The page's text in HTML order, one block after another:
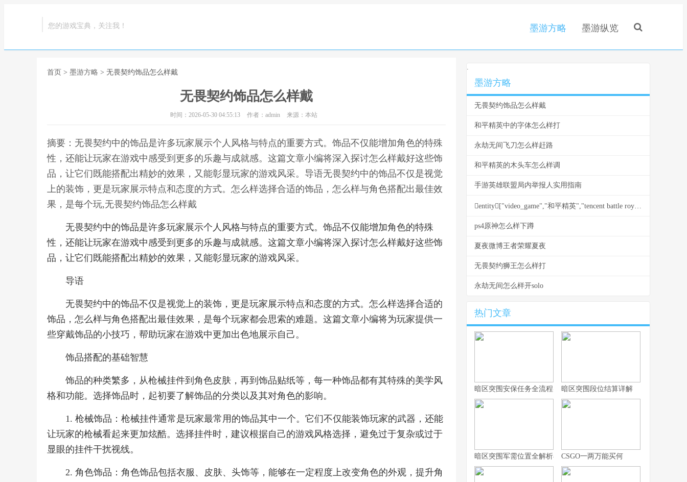
您的游戏宝典，关注我！ 墨游方略 墨游纵览
首页 > 墨游方略 > 无畏契约饰品怎么样戴
无畏契约饰品怎么样戴
时间：2026-05-30 04:55:13 作者：admin 来源：本站
摘要：无畏契约中的饰品是许多玩家展示个人风格与特点的重要方式。饰品不仅能增加角色的特殊
性，还能让玩家在游戏中感受到更多的乐趣与成就感。这篇文章小编将深入探讨怎么样戴好这些饰
品，让它们既能搭配出精妙的效果，又能彰显玩家的游戏风采。导语无畏契约中的饰品不仅是视觉
上的装饰，更是玩家展示特点和态度的方式。怎么样选择合适的饰品，怎么样与角色搭配出最佳效
果，是每个玩,无畏契约饰品怎么样戴
无畏契约中的饰品是许多玩家展示个人风格与特点的重要方式。饰品不仅能增加角色的特殊
性，还能让玩家在游戏中感受到更多的乐趣与成就感。这篇文章小编将深入探讨怎么样戴好这些饰
品，让它们既能搭配出精妙的效果，又能彰显玩家的游戏风采。
导语
无畏契约中的饰品不仅是视觉上的装饰，更是玩家展示特点和态度的方式。怎么样选择合适的
饰品，怎么样与角色搭配出最佳效果，是每个玩家都会思索的难题。这篇文章小编将为玩家提供一
些穿戴饰品的小技巧，帮助玩家在游戏中更加出色地展示自己。
饰品搭配的基础智慧
饰品的种类繁多，从枪械挂件到角色皮肤，再到饰品贴纸等，每一种饰品都有其特殊的美学风
格和功能。选择饰品时，起初要了解饰品的分类以及其对角色的影响。
1. 枪械饰品：枪械挂件通常是玩家最常用的饰品其中一个。它们不仅能装饰玩家的武器，还能
让玩家的枪械看起来更加炫酷。选择挂件时，建议根据自己的游戏风格选择，避免过于复杂或过于
显眼的挂件干扰视线。
2. 角色饰品：角色饰品包括衣服、皮肤、头饰等，能够在一定程度上改变角色的外观，提升角
.
墨游方略
无畏契约饰品怎么样戴
和平精英中的字体怎么样打
永劫无间飞刀怎么样赶路
和平精英的木头车怎么样调
手游英雄联盟局内举报人实用指南
entity["video_game","和平精英","tencent battle royale"]键位灵敏度调整实用攻略
ps4原神怎么样下蹲
夏夜微博王者荣耀夏夜
无畏契约狮王怎么样打
永劫无间怎么样开solo
热门文章
暗区突围安保任务全流程实战指南暗区突围段位结算详解
暗区突围军需位置全解析与实战思路CSGO一两万能买何